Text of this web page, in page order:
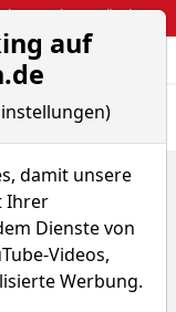
Optionsprämien
Aktien- und
Aktie
A12D51
auf
damit unsere
Ihrer
Dienste von
Videos,
Werbung.